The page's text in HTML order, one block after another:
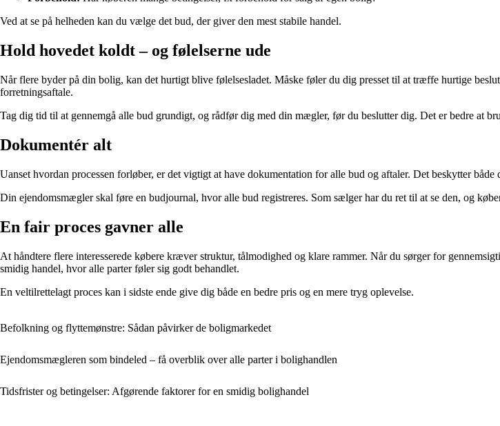
Ved at se på helheden kan du vælge det bud, der giver den mest stabile handel.
Hold hovedet koldt – og følelserne ude
Når flere byder på din bolig, kan det hurtigt blive følelsesladet. Måske føler du dig presset til at træffe hurtige
forretningsaftale.
Tag dig tid til at gennemgå alle bud grundigt, og rådfør dig med din mægler, før du beslutter dig. Det er bedre at
Dokumentér alt
Uanset hvordan processen forløber, er det vigtigt at have dokumentation for alle bud og aftaler. Det beskytter
Din ejendomsmægler skal føre en budjournal, hvor alle bud registreres. Som sælger har du ret til at se den, og
En fair proces gavner alle
At håndtere flere interesserede købere kræver struktur, tålmodighed og klare rammer. Når du sørger for
smidig handel, hvor alle parter føler sig godt behandlet.
En veltilrettelagt proces kan i sidste ende give dig både en bedre pris og en mere tryg oplevelse.
Befolkning og flyttemønstre: Sådan påvirker de boligmarkedet
Ejendomsmægleren som bindeled – få overblik over alle parter i bolighandlen
Tidsfrister og betingelser: Afgørende faktorer for en smidig bolighandel